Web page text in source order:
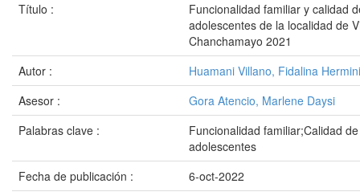
Título :
Funcionalidad familiar y calidad
adolescentes de la localidad de
Chanchamayo 2021
Autor :
Huamani Villano, Fidalina
Asesor :
Gora Atencio, Marlene Daysi
Palabras clave :
Funcionalidad familiar;Calidad
adolescentes
Fecha de publicación :
6-oct-2022